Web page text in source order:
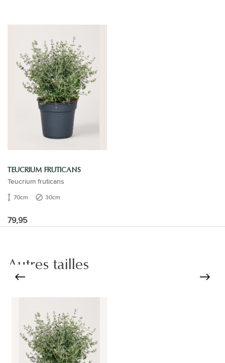
TEUCRIUM FRUTICANS
Teucrium fruticans
70cm 30cm
79,95
Autres tailles